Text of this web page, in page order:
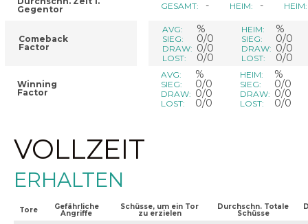
Gegentor
Comeback
Factor
Winning
Factor
GESAMT: - HEIM: - HEIM:
AVG: %
SIEG: 0/0
DRAW: 0/0
LOST: 0/0
HEIM: %
SIEG: 0/0
DRAW: 0/0
LOST: 0/0
AVG: %
SIEG: 0/0
DRAW: 0/0
LOST: 0/0
HEIM: %
SIEG: 0/0
DRAW: 0/0
LOST: 0/0
VOLLZEIT
ERHALTEN
Tore Gefährliche
Angriffe
Schüsse, um ein Tor
zu erzielen
Durchschn. Totale
Schüsse